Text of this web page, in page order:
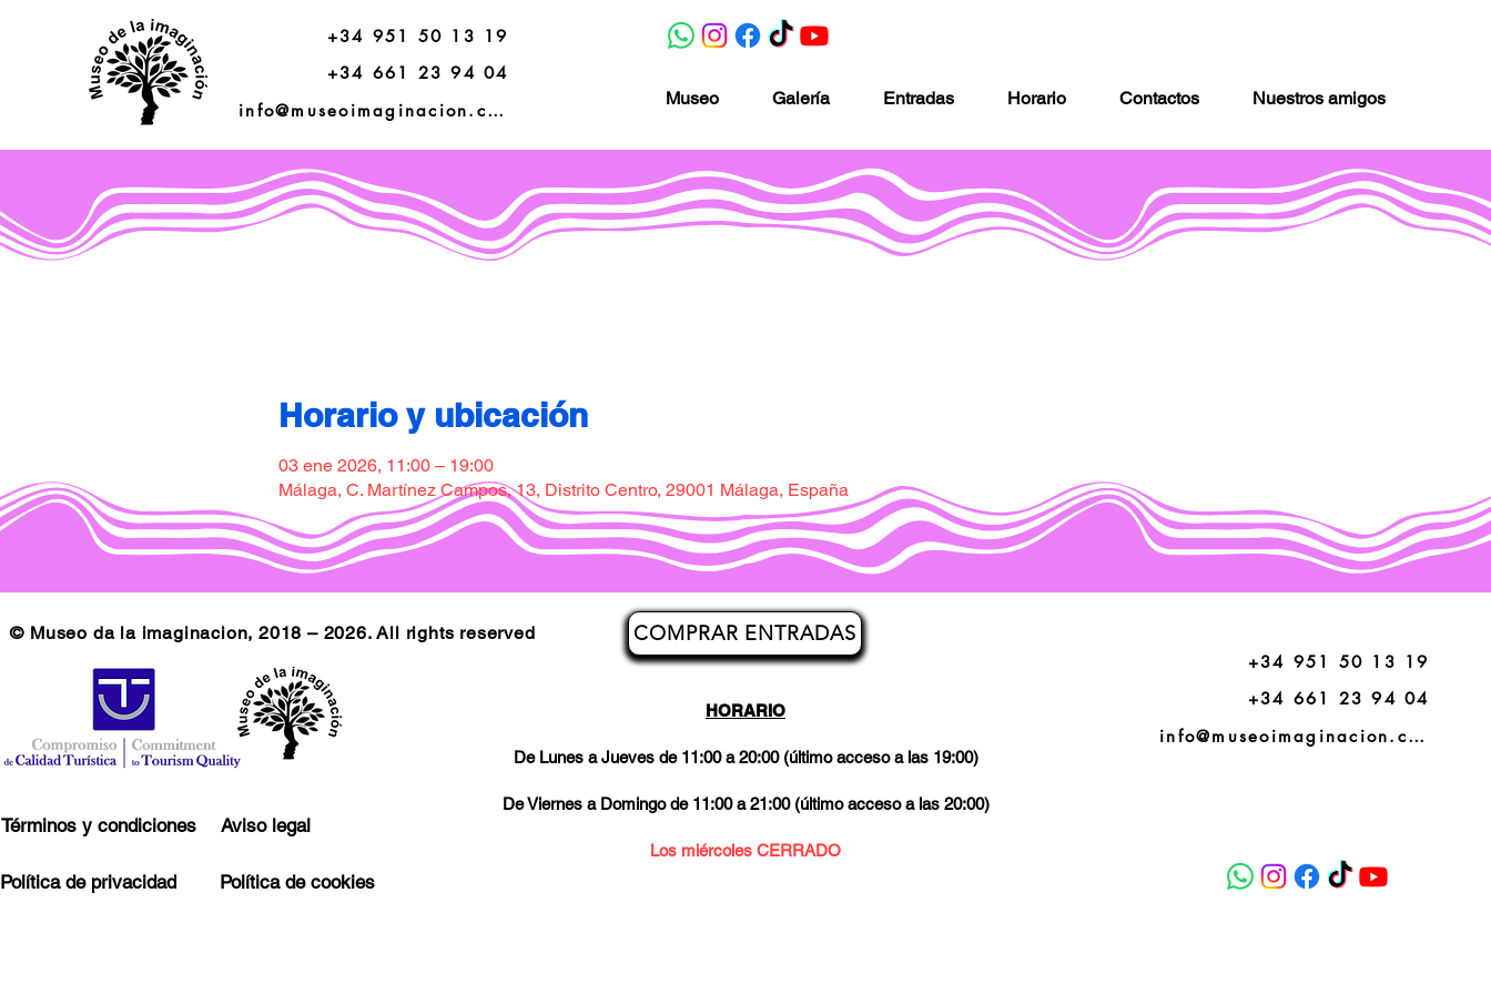
+34 951 50 13 19
+34 661 23 94 04
info@museoimaginacion.com
Museo Galería Entradas Horario Contactos Nuestros amigos
Horario y ubicación
03 ene 2026, 11:00 – 19:00
Málaga, C. Martínez Campos, 13, Distrito Centro, 29001 Málaga, España
HORARIO
De Lunes a Jueves de 11:00 a 20:00 (último acceso a las 19:00)
De Viernes a Domingo de 11:00 a 21:00 (último acceso a las 20:00)
Los miércoles CERRADO
COMPRAR ENTRADAS
© Museo da la imaginacion, 2018 – 2026. All rights reserved
Términos y condiciones
Política de privacidad
Aviso legal
Política de cookies
+34 951 50 13 19
+34 661 23 94 04
info@museoimaginacion.com